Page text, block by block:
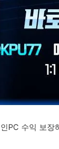
PC 수익 보